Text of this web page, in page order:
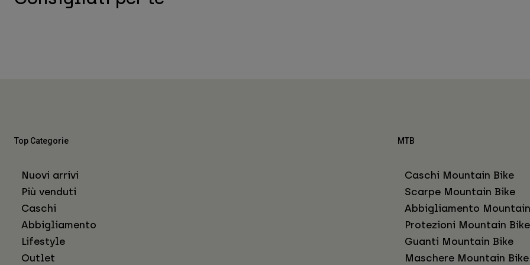
Top Categorie
Nuovi arrivi
Più venduti
Caschi
Abbigliamento
Lifestyle
Outlet
MTB
Caschi Mountain Bike
Scarpe Mountain Bike
Abbigliamento
Protezioni Mountain Bike
Guanti Mountain Bike
Maschere Mountain Bike